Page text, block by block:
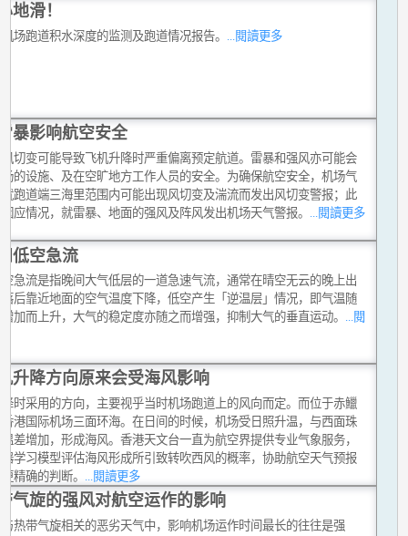
地滑！
场跑道积水深度的监测及跑道情况报告。 ...閱讀更多
暴影响航空安全
切变可能导致飞机升降时严重偏离预定航道。雷暴和强风亦可能会
的设施、及在空旷地方工作人员的安全。为确保航空安全，机场气
跑道端三海里范围内可能出现风切变及湍流而发出风切变警报；此
应情况，就雷暴、地面的强风及阵风发出机场天气警报。 ...閱讀更多
低空急流
急流是指晚间大气低层的一道急速气流，通常在晴空无云的晚上出
后靠近地面的空气温度下降，低空产生「逆温层」情况，即气温随
加而上升，大气的稳定度亦随之而增强，抑制大气的垂直运动。 ...閱
升降方向原来会受海风影响
时采用的方向，主要视乎当时机场跑道上的风向而定。而位于赤鱲
港国际机场三面环海。在日间的时候，机场受日照升温，与西面珠
差增加，形成海风。香港天文台一直为航空界提供专业气象服务，
学习模型评估海风形成所引致转吹西风的概率，协助航空天气预报
精确的判断。
...閱讀更多
气旋的强风对航空运作的影响
热带气旋相关的恶劣天气中，影响机场运作时间最长的往往是强